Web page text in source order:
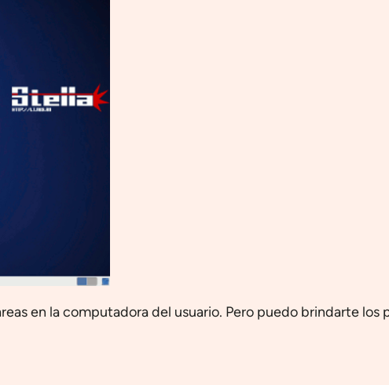
en la computadora del usuario. Pero puedo brindarte los